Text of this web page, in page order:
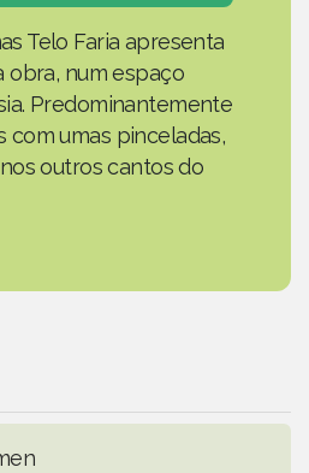
Telo Faria apresenta
obra, num espaço
Predominantemente
com umas pinceladas,
outros cantos do